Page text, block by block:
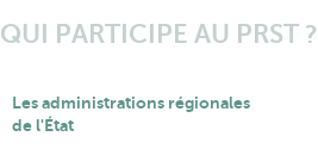
QUI PARTICIPE AU PRST ?
Les administrations régionales
de l'État